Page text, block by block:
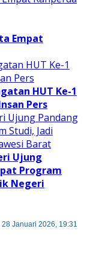
Empat
HUT Ke-1
Pers
Ujung
Program
Negeri
28 Januari 2026, 19:31